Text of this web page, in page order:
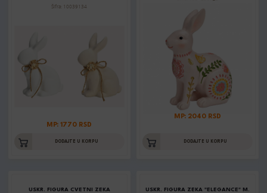
Šifra: 10039134
MP: 1770 RSD
DODAJTE U KORPU
MP: 2040 RSD
DODAJTE U KORPU
USKR. FIGURA CVETNI ZEKA
USKR. FIGURA ZEKA "ELEGANCE" M.